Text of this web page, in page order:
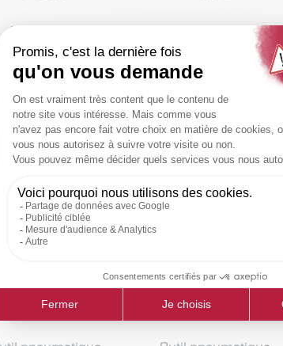
18,60 € HT
Soit 22,32 € TTC
LE PRODUIT
COMPARER
Soit 14,40 € TTC
VOIR LE PRODUIT
COMPARER